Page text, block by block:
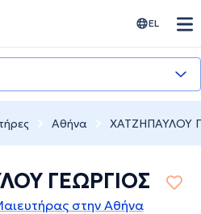
EL
Αθήνα ΧΑΤΖΗΠΑΥΛΟΥ
ΓΕΩΡΓΙΟΣ
στην Αθήνα